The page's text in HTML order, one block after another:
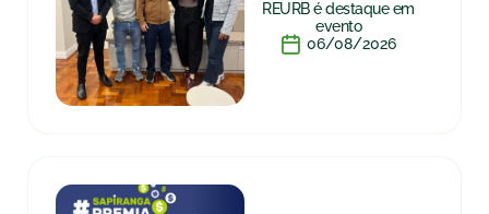
REURB é destaque em
evento
06/08/2026